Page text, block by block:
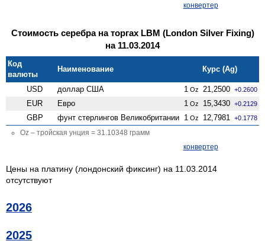
конвертер
Стоимость серебра на торгах LBM (London Silver Fixing)
на 11.03.2014
Код
валюты
Наименование Курс (Ag)
USD доллар США 1 Oz 21,2500 +0.2600
EUR Евро 1 Oz 15,3430 +0.2129
GBP фунт стерлингов Велико­британии 1 Oz 12,7981 +0.1778
Oz – тройская унция = 31.10348 грамм
конвертер
Цены на платину (лондонский фиксинг) на 11.03.2014
отсутствуют
2026
2025